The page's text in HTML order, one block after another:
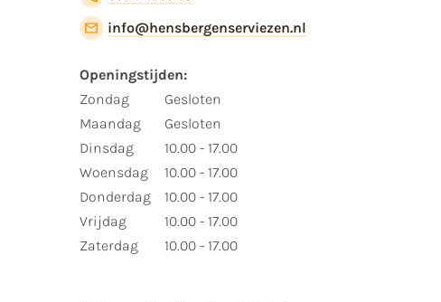
info@hensbergenserviezen.nl
Openingstijden:
Zondag
Maandag
Dinsdag
Woensdag
Donderdag
Vrijdag
Zaterdag
Gesloten
Gesloten
10.00 - 17.00
10.00 - 17.00
10.00 - 17.00
10.00 - 17.00
10.00 - 17.00